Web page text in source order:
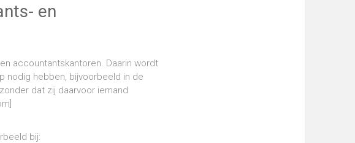
en
accountantskantoren. Daarin wordt
nodig hebben, bijvoorbeeld in de
dat zij daarvoor iemand
bij: